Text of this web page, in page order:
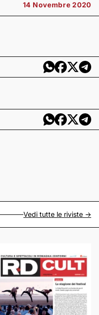
14 Novembre 2020
Vedi tutte le riviste ->